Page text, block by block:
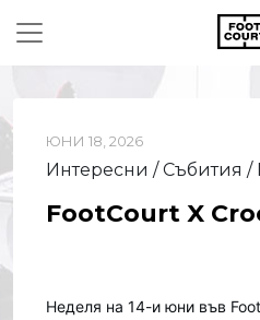
ЮНИ 18, 2026
Интересни / Събития /
FootCourt X
Неделя на 14-и юни във